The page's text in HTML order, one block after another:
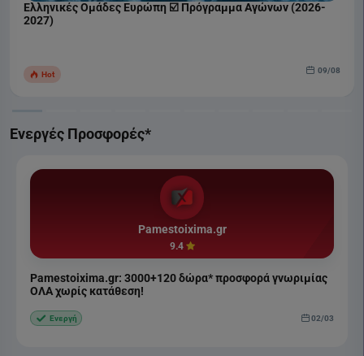
Ελληνικές Ομάδες Ευρώπη ☑️ Πρόγραμμα Αγώνων (2026-
2027)
Hot 09/08
Ενεργές Προσφορές*
Pamestoixima.gr
9.4
Pamestoixima.gr: 3000+120 δώρα* προσφορά γνωριμίας
ΟΛΑ χωρίς κατάθεση!
Ενεργή 02/03